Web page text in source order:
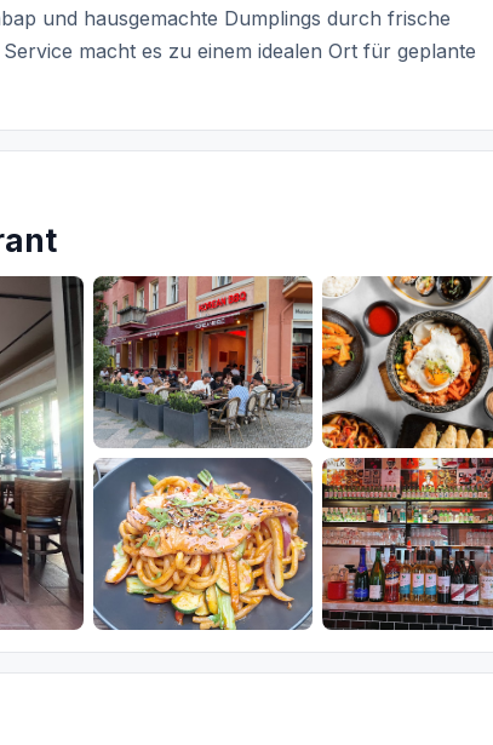
und hausgemachte Dumplings durch frische
macht es zu einem idealen Ort für geplante